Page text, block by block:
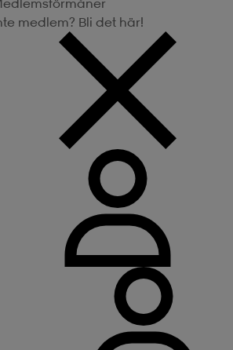
medlem? Bli det här!